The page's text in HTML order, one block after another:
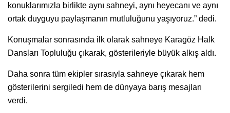
konuklarımızla birlikte aynı sahneyi, aynı heyecanı ve aynı
ortak duyguyu paylaşmanın mutluluğunu yaşıyoruz.” dedi.
Konuşmalar sonrasında ilk olarak sahneye Karagöz Halk
Dansları Topluluğu çıkarak, gösterileriyle büyük alkış aldı.
Daha sonra tüm ekipler sırasıyla sahneye çıkarak hem
gösterilerini sergiledi hem de dünyaya barış mesajları
verdi.